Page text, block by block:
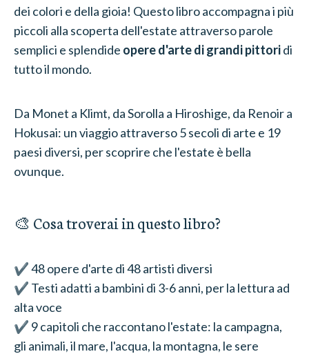
dei colori e della gioia! Questo libro accompagna i più
piccoli alla scoperta dell'estate attraverso parole
semplici e splendide opere d'arte di grandi pittoridi
tutto il mondo.
Da Monet a Klimt, da Sorolla a Hiroshige, da Renoir a
Hokusai: un viaggio attraverso 5 secoli di arte e 19
paesi diversi, per scoprire che l'estate è bella
ovunque.
🎨 Cosa troverai in questo libro?
✔️ 48 opere d'arte di 48 artisti diversi
✔️ Testi adatti a bambini di 3-6 anni, per la lettura ad
alta voce
✔️ 9 capitoli che raccontano l'estate: la campagna,
gli animali, il mare, l'acqua, la montagna, le sere